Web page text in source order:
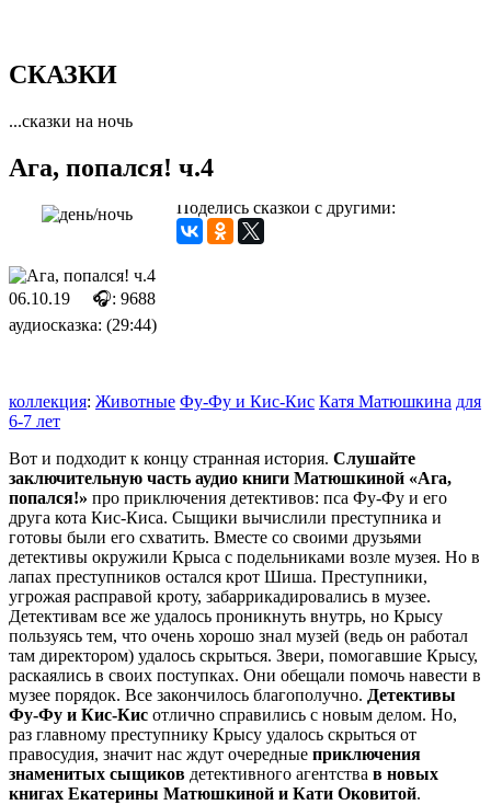
СКАЗКИ
...сказки на ночь
Ага, попался! ч.4
Поделись сказкой с другими:
06.10.19
🎧: 9688
аудиосказка: (29:44)
коллекция: Животные Фу-Фу и Кис-Кис Катя Матюшкина для
6-7 лет
Вот и подходит к концу странная история. Слушайте
заключительную часть аудио книги Матюшкиной «Ага,
попался!» про приключения детективов: пса Фу-Фу и его
друга кота Кис-Киса. Сыщики вычислили преступника и
готовы были его схватить. Вместе со своими друзьями
детективы окружили Крыса с подельниками возле музея. Но в
лапах преступников остался крот Шиша. Преступники,
угрожая расправой кроту, забаррикадировались в музее.
Детективам все же удалось проникнуть внутрь, но Крысу
пользуясь тем, что очень хорошо знал музей (ведь он работал
там директором) удалось скрыться. Звери, помогавшие Крысу,
раскаялись в своих поступках. Они обещали помочь навести в
музее порядок. Все закончилось благополучно. Детективы
Фу-Фу и Кис-Кис отлично справились с новым делом. Но,
раз главному преступнику Крысу удалось скрыться от
правосудия, значит нас ждут очередные приключения
знаменитых сыщиков детективного агентства в новых
книгах Екатерины Матюшкиной и Кати Оковитой.